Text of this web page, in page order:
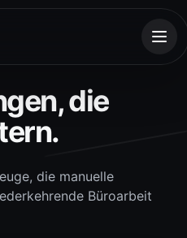
die
die manuelle
Büroarbeit